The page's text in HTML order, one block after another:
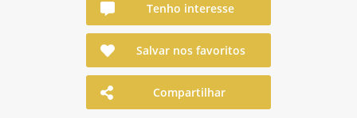
Tenho interesse
Salvar nos favoritos
Compartilhar